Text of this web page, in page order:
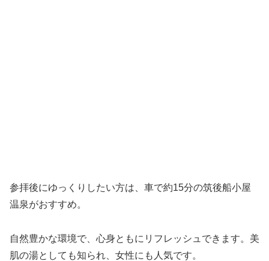
参拝後にゆっくりしたい方は、車で約15分の筑後船小屋
温泉がおすすめ。
自然豊かな環境で、心身ともにリフレッシュできます。美
肌の湯としても知られ、女性にも人気です。